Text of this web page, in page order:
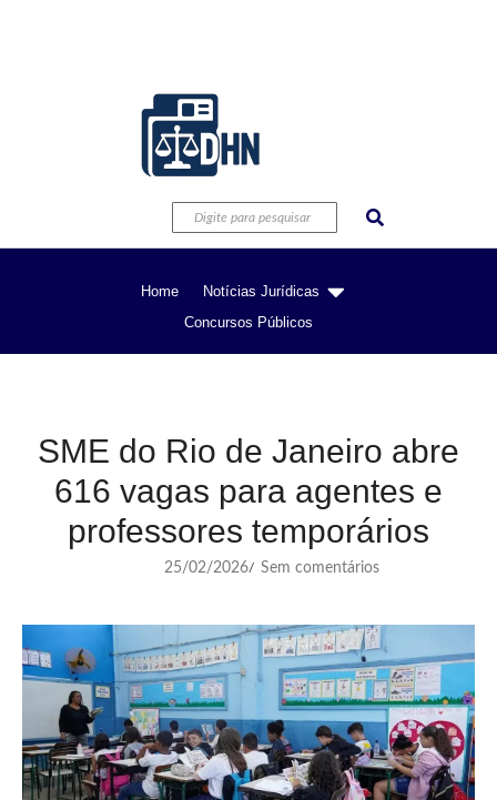
Home
Notícias Jurídicas
Concursos Públicos
SME do Rio de Janeiro abre
616 vagas para agentes e
professores temporários
25/02/2026/ Sem comentários